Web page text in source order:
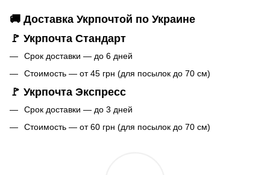
🚚 Доставка Укрпочтой по Украине
🚩 Укрпочта Стандарт
Срок доставки — до 6 дней
Стоимость — от 45 грн (для посылок до 70 см)
🚩 Укрпочта Экспресс
Срок доставки — до 3 дней
Стоимость — от 60 грн (для посылок до 70 см)